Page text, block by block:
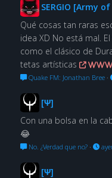
SERGIO [Army
Qué cosas tan raras
idea XD No está mal.
como el clásico de
tetas artísticas
Quake FM: Jonathan Bree·
[Ψ]
Con una bolsa en la
😂
No. ¿Verdad que no?·
[Ψ]